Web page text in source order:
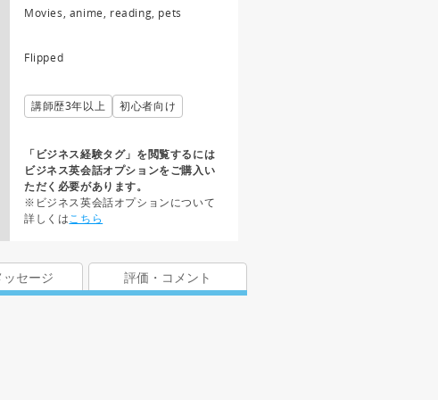
Movies, anime, reading, pets
Flipped
講師歴3年以上 初心者向け
「ビジネス経験タグ」を閲覧するには
ビジネス英会話オプションをご購入い
ただく必要があります。
※ビジネス英会話オプションについて
詳しくはこちら
ッセージ 評価・コメント